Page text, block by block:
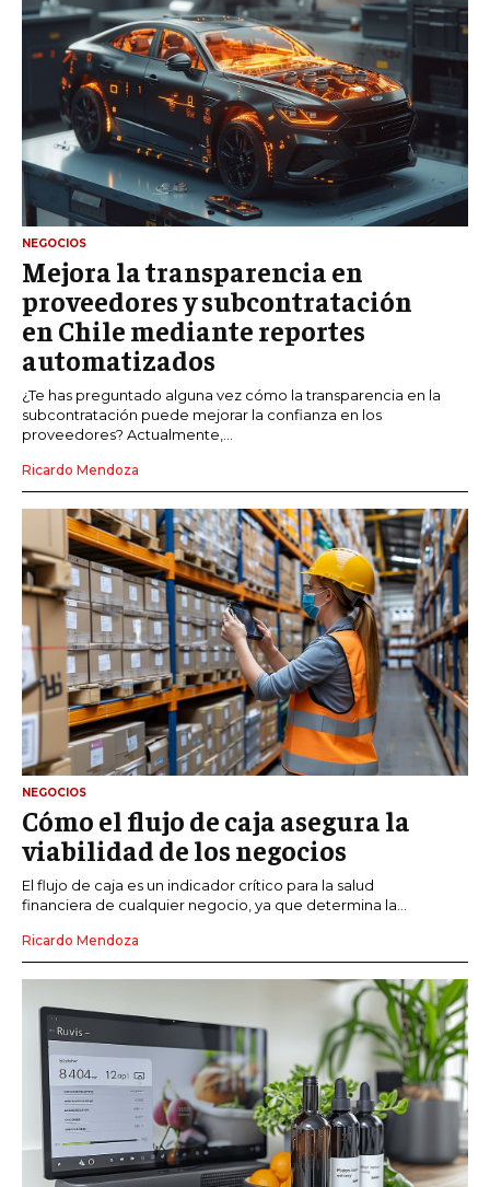
NEGOCIOS
Mejora la transparencia en
proveedores y subcontratación
en Chile mediante reportes
automatizados
¿Te has preguntado alguna vez cómo la transparencia en la
subcontratación puede mejorar la confianza en los
proveedores? Actualmente,...
Ricardo Mendoza
NEGOCIOS
Cómo el flujo de caja asegura la
viabilidad de los negocios
El flujo de caja es un indicador crítico para la salud
financiera de cualquier negocio, ya que determina la...
Ricardo Mendoza